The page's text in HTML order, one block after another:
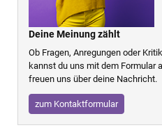
Deine Meinung zählt
Ob Fragen, Anregungen oder
kannst du uns mit dem Formular
freuen uns über deine Nachricht.
zum Kontaktformular